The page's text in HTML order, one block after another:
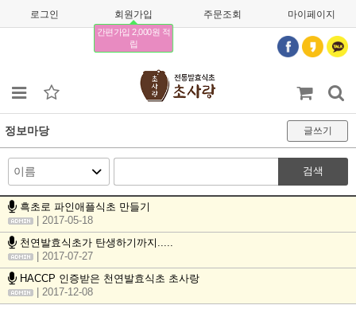
로그인 회원가입
간편가입 2,000원 적
립
주문조회 마이페이지
정보마당 글쓰기
검색
흑초로 파인애플식초 만들기
| 2017-05-18
천연발효식초가 탄생하기까지.....
| 2017-07-27
HACCP 인증받은 천연발효식초 초사랑
| 2017-12-08